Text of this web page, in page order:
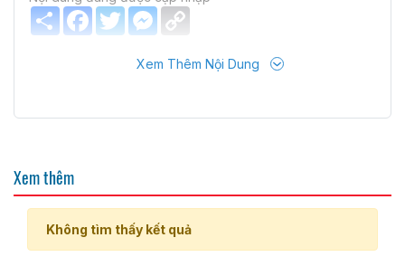
Share Facebook
TwitterMessenger
Xem Thêm Nội Dung
Xem thêm
Không tìm thấy kết quả